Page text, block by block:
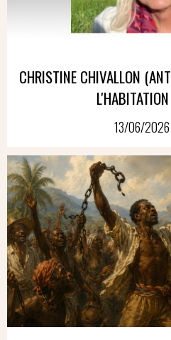
CHRISTINE CHIVALLON
13/06/2026